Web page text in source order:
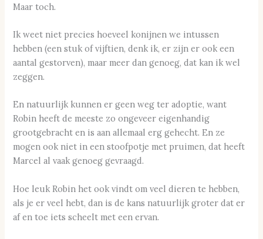
Maar toch.
Ik weet niet precies hoeveel konijnen we intussen
hebben (een stuk of vijftien, denk ik, er zijn er ook een
aantal gestorven), maar meer dan genoeg, dat kan ik wel
zeggen.
En natuurlijk kunnen er geen weg ter adoptie, want
Robin heeft de meeste zo ongeveer eigenhandig
grootgebracht en is aan allemaal erg gehecht. En ze
mogen ook niet in een stoofpotje met pruimen, dat heeft
Marcel al vaak genoeg gevraagd.
Hoe leuk Robin het ook vindt om veel dieren te hebben,
als je er veel hebt, dan is de kans natuurlijk groter dat er
af en toe iets scheelt met een ervan.